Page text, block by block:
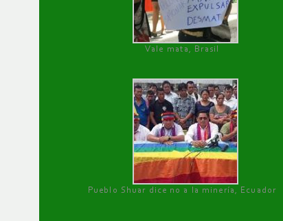
Vale mata, Brasil
Pueblo Shuar dice no a la minería, Ecuador